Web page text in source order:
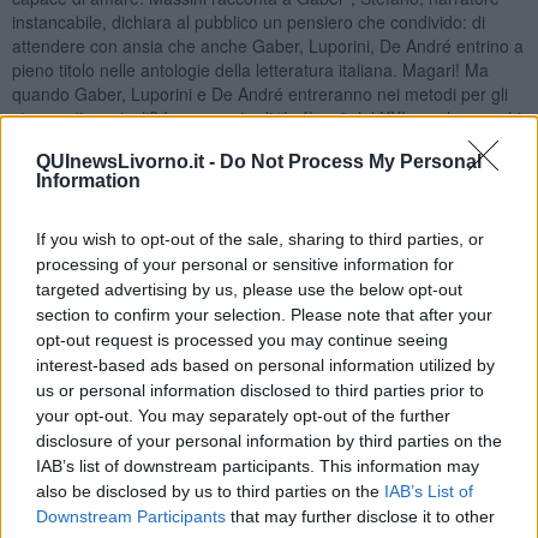
QUInewsLivorno.it - Do Not Process My Personal
Information
If you wish to opt-out of the sale, sharing to third parties, or
processing of your personal or sensitive information for
targeted advertising by us, please use the below opt-out
section to confirm your selection. Please note that after your
opt-out request is processed you may continue seeing
interest-based ads based on personal information utilized by
us or personal information disclosed to third parties prior to
your opt-out. You may separately opt-out of the further
disclosure of your personal information by third parties on the
IAB’s list of downstream participants. This information may
also be disclosed by us to third parties on the IAB’s List of
Downstream Participants that may further disclose it to other
instancabile, dichiara al pubblico un pensiero che condivido: di
attendere con ansia che anche Gaber, Luporini, De André entrino a
pieno titolo nelle antologie della letteratura italiana. Magari! Ma
quando Gaber, Luporini e De André entreranno nei metodi per gli
strumenti musicali? In una sorta di “Lefèvre” del XXI secolo, per chi
ha pratica dei metodi per clarinetto? Giorgio Gaber, Fabrizio De
André ma anche Dario Brunori, ad esempio. Avevo quasi le lacrime
agli occhi mentre ero parte di quella linea armonica che racconta:
fermi al primo ristorante | E non ci pensi più” (da “La verità). Ed io ci
penso ancora. Ho avuto più volte le lacrime agli occhi, quest’estate,
cercando di dare suono e colore, con un clarinetto, ad alcuni tra i
temi di Gaber che più hanno raccontato il mio sentirmi umano: “La
parola io | È uno strano grido | Che nasconde invano | La paura di
non essere nessuno” (da “La parola io”); e ancora “E nel silenzio
delle notti | Con gli occhi stanchi e l'animo gioioso | Percepire che
anche il sonno è vita | E non riposo” (da “Quando sarò capace di
amare).
Non so se i Conservatori di oggi riescano a trasmettere questa
incredibile gioia della musica leggera. Questo ampio e variegato
piacere, difficilmente descrivibile come tutti i piaceri che sconfinano